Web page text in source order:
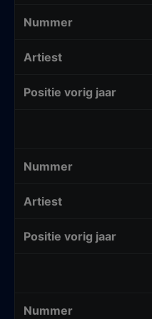
Nummer
Artiest
Positie vorig jaar
Nummer
Artiest
Positie vorig jaar
Nummer